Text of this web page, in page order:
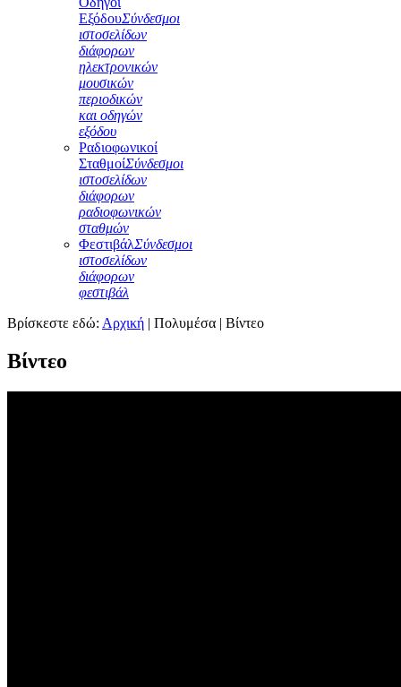
ΕξόδουΣύνδεσμοι
ιστοσελίδων
διάφορων
ηλεκτρονικών
μουσικών
περιοδικών
και οδηγών
εξόδου
Ραδιοφωνικοί
ΣταθμοίΣύνδεσμοι
ιστοσελίδων
διάφορων
ραδιοφωνικών
σταθμών
ΦεστιβάλΣύνδεσμοι
ιστοσελίδων
διάφορων
φεστιβάλ
Βρίσκεστε εδώ: Αρχική | Πολυμέσα | Βίντεο
Βίντεο